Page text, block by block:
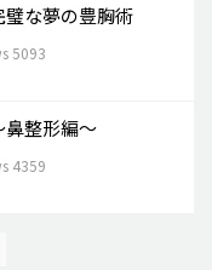
璧な夢の豊胸術
5093
整形編～
4359